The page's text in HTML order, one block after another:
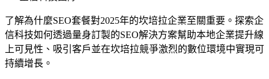
了解為什麼SEO套餐對2025年的坎培拉企業至關重要。探索企
信科技如何透過量身訂製的SEO解決方案幫助本地企業提升線
上可見性、吸引客戶並在坎培拉競爭激烈的數位環境中實現可
持續增長。